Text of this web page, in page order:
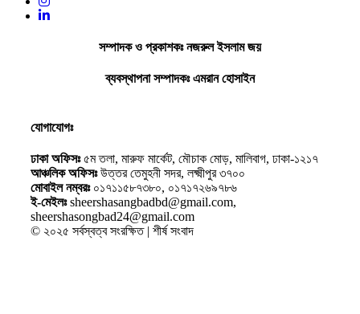
সম্পাদক ও প্রকাশকঃ নজরুল ইসলাম জয়
ব্যবস্থাপনা সম্পাদকঃ এমরান হোসাইন
যোগাযোগঃ
ঢাকা অফিসঃ৫ম তলা, মারুফ মার্কেট, মৌচাক মোড়, মালিবাগ, ঢাকা-১২১৭
আঞ্চলিক অফিসঃউত্তর তেমুহনী সদর, লক্ষ্মীপুর ৩৭০০
মোবাইল নম্বরঃ০১৭১১৫৮৭৩৮০, ০১৭১৭২৬৯৭৮৬
ই-মেইলঃsheershasangbadbd@gmail.com,
sheershasongbad24@gmail.com
© ২০২৫ সর্বস্বত্ব সংরক্ষিত | শীর্ষ সংবাদ